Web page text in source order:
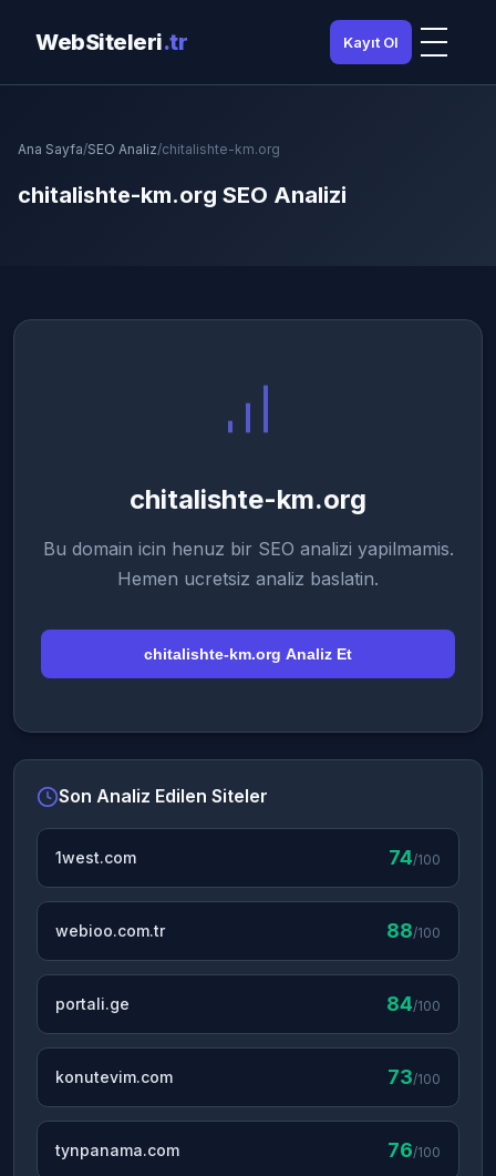
WebSiteleri.tr Kayıt Ol
Ana Sayfa/SEO Analiz/chitalishte-km.org
chitalishte-km.org SEO Analizi
chitalishte-km.org
Bu domain icin henuz bir SEO analizi yapilmamis.
Hemen ucretsiz analiz baslatin.
chitalishte-km.org Analiz Et
Son Analiz Edilen Siteler
1west.com 74/100
webioo.com.tr 88/100
portali.ge 84/100
konutevim.com 73/100
tynpanama.com 76/100